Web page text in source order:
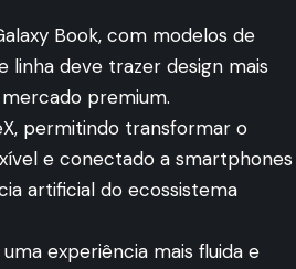
Book, com modelos de
linha deve trazer design mais
premium.
permitindo transformar o
e conectado a smartphones
artificial do ecossistema
experiência mais fluida e